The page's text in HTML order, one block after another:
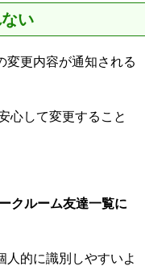
い
変更内容が通知される
心して変更すること
クルーム友達一覧に
人的に識別しやすいよ